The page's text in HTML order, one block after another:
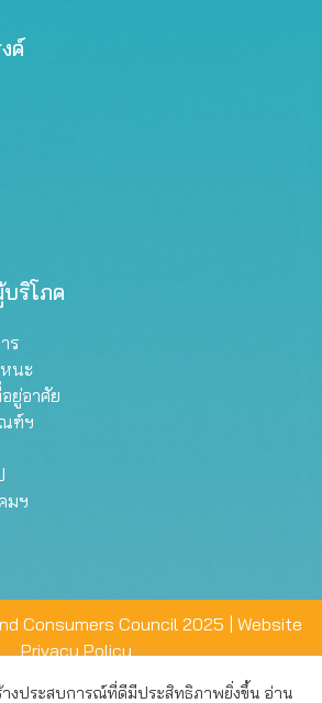
ค์
ริโภค
ร
นะ
ยู่อาศัย
ฑ์ฯ
มฯ
Consumers Council 2025 | Website
Privacy Policy
างประสบการณ์ที่ดีมีประสิทธิภาพยิ่งขึ้น อ่าน